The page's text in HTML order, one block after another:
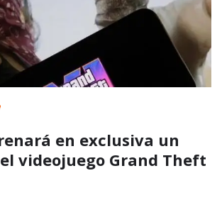
en exclusiva un
videojuego Grand Theft